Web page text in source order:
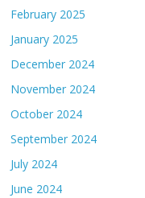
February 2025
January 2025
December 2024
November 2024
October 2024
September 2024
July 2024
June 2024